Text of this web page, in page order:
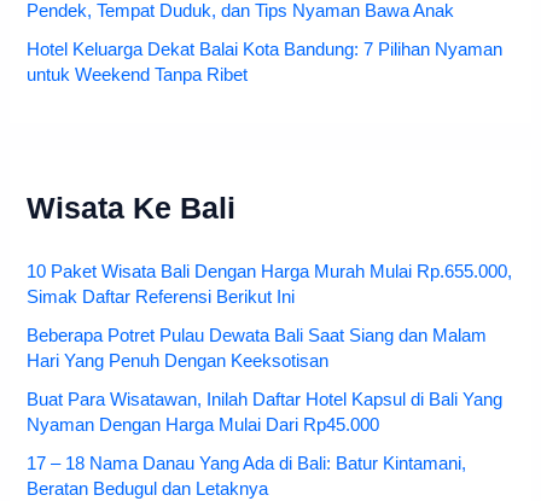
Pendek, Tempat Duduk, dan Tips Nyaman Bawa Anak
Hotel Keluarga Dekat Balai Kota Bandung: 7 Pilihan Nyaman
untuk Weekend Tanpa Ribet
Wisata Ke Bali
10 Paket Wisata Bali Dengan Harga Murah Mulai Rp.655.000,
Simak Daftar Referensi Berikut Ini
Beberapa Potret Pulau Dewata Bali Saat Siang dan Malam
Hari Yang Penuh Dengan Keeksotisan
Buat Para Wisatawan, Inilah Daftar Hotel Kapsul di Bali Yang
Nyaman Dengan Harga Mulai Dari Rp45.000
17 – 18 Nama Danau Yang Ada di Bali: Batur Kintamani,
Beratan Bedugul dan Letaknya